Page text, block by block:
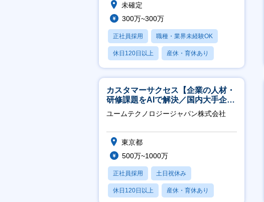
未確定
300万~300万
正社員採用 職種・業界未経験OK
休日120日以上 産休・育休あり
月残業20時間以内
カスタマーサクセス【企業の人材・
研修課題をAIで解決／国内大手企業
約3万社導入／フレックス可】
ユームテクノロジージャパン株式会社
東京都
500万~1000万
正社員採用 土日祝休み
休日120日以上 産休・育休あり